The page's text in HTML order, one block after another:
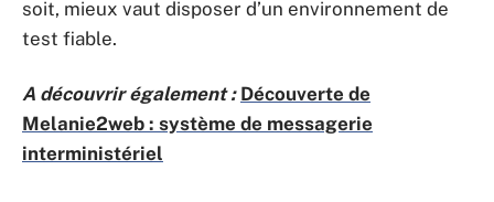
soit, mieux vaut disposer d’un environnement de
test fiable.
A découvrir également : Découverte de
Melanie2web : système de messagerie
interministériel